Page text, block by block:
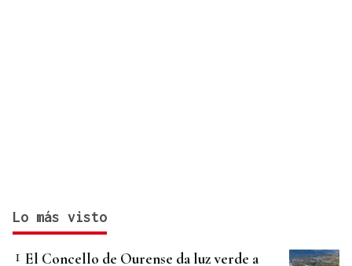
Lo más visto
El Concello de Ourense da luz verde a